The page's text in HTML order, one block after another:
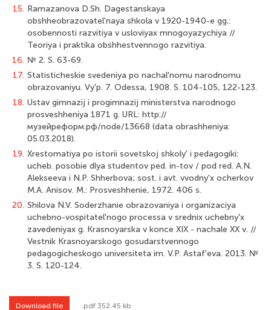
15. Ramazanova D.Sh. Dagestanskaya
obshheobrazovatel'naya shkola v 1920-1940-e gg.:
osobennosti razvitiya v usloviyax mnogoyazychiya //
Teoriya i praktika obshhestvennogo razvitiya.
16. № 2. S. 63-69.
17. Statisticheskie svedeniya po nachal'nomu narodnomu
obrazovaniyu. Vy'p. 7. Odessa, 1908. S. 104-105, 122-123.
18. Ustav gimnazij i progimnazij ministerstva narodnogo
prosveshheniya 1871 g. URL: http://
музейреформ.рф/node/13668 (data obrashheniya:
05.03.2018).
19. Xrestomatiya po istorii sovetskoj shkoly' i pedagogiki:
ucheb. posobie dlya studentov ped. in-tov / pod red. A.N.
Alekseeva i N.P. Shherbova; sost. i avt. vvodny'x ocherkov
M.A. Anisov. M.: Prosveshhenie, 1972. 406 s.
20. Shilova N.V. Soderzhanie obrazovaniya i organizaciya
uchebno-vospitatel'nogo processa v srednix uchebny'x
zavedeniyax g. Krasnoyarska v konce XIX - nachale XX v. //
Vestnik Krasnoyarskogo gosudarstvennogo
pedagogicheskogo universiteta im. V.P. Astaf'eva. 2013. №
3. S. 120-124.
Download file .pdf 352.45 kb